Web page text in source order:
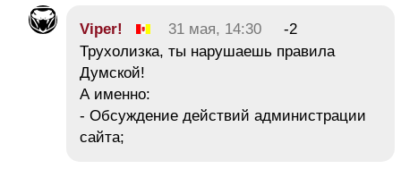
Viper! 31 мая, 14:30
-2
Трухолизка, ты нарушаешь правила
Думской!
А именно:
- Обсуждение действий администрации
сайта;